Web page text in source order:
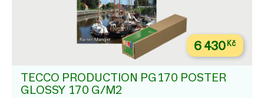
6 430Kč
TECCO PRODUCTION PG170 POSTER
GLOSSY 170 G/M2